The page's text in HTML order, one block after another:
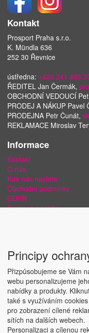
Kontakt
Prosport Praha s.r.o.
K. Mündla 636
252 30 Řevnice
ústředna: +420 241 483
ŘEDITEL Jan Čermák,
OBCHODNÍ VEDOUCÍ
PRODEJ A NÁKUP Pavel
PRODEJNA Petr Čunát,
REKLAMACE Miroslav
Informace
Kontakt
O nás
Kde nás najdete
Obchodní podmínky
GDPR
Doprava a platba
Copyright ©
Principy
Přizpůsobujeme se Vám
webu personalizujeme
nabídky a produkty.
také s využíváním
pro zobrazení cílené
sítích na dalších webech.
Personalizaci a cílenou